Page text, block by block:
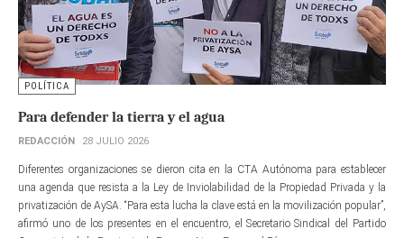
POLÍTICA
Para defender la tierra y el agua
REDACCIÓN 28 JULIO 2026
Diferentes organizaciones se dieron cita en la CTA Autónoma para establecer
una agenda que resista a la Ley de Inviolabilidad de la Propiedad Privada y la
privatización de AySA. “Para esta lucha la clave está en la movilización popular”,
afirmó uno de los presentes en el encuentro, el Secretario Sindical del Partido